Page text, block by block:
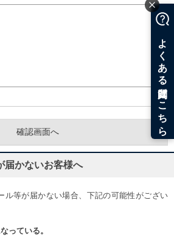
届かないお客様へ
ル等が届かない場合、下記の可能性がござい
っている。